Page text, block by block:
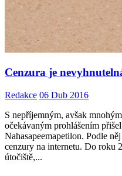
Cenzura je
Redakce 06 Dub 2016
S nepříjemným, avšak
očekávaným prohlášením
Nahasapeemapetilon. Podle
cenzury na internetu. Do roku
útočiště,...